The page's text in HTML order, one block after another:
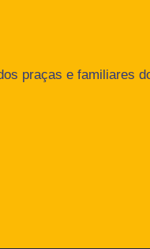
praças e familiares